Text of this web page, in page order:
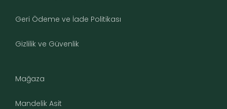
Geri Ödeme ve İade Politikası
Gizlilik ve Güvenlik
Mağaza
Mandelik Asit